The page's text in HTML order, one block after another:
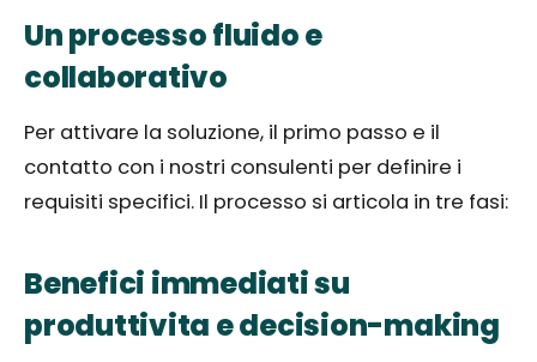
Un processo fluido e
collaborativo
Per attivare la soluzione, il primo passo e il
contatto con i nostri consulenti per definire i
requisiti specifici. Il processo si articola in tre fasi:
Benefici immediati su
produttivita e decision-making